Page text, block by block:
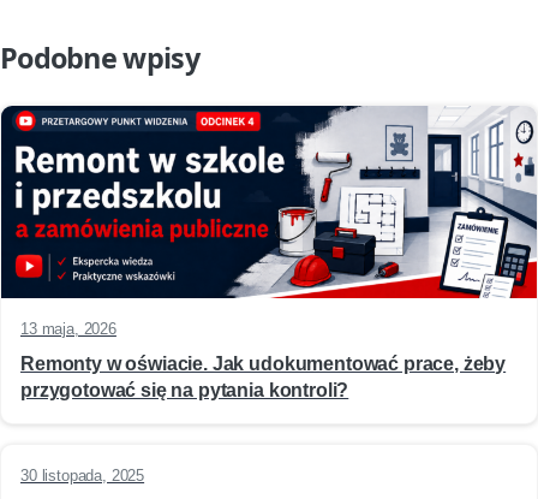
Podobne wpisy
13 maja, 2026
Remonty w oświacie. Jak udokumentować prace, żeby
przygotować się na pytania kontroli?
30 listopada, 2025